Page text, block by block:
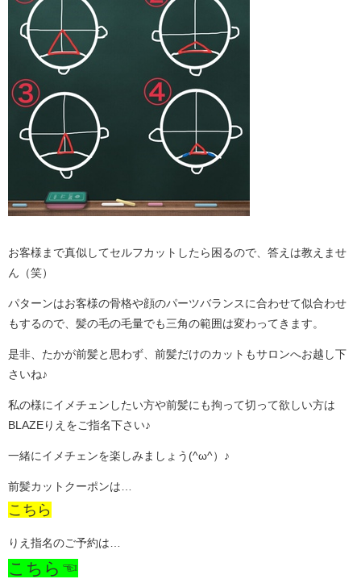
お客様まで真似してセルフカットしたら困るので、答えは教えませ
ん（笑）
パターンはお客様の骨格や顔のパーツバランスに合わせて似合わせ
もするので、髪の毛の毛量でも三角の範囲は変わってきます。
是非、たかが前髪と思わず、前髪だけのカットもサロンへお越し下
さいね♪
私の様にイメチェンしたい方や前髪にも拘って切って欲しい方は
BLAZEりえをご指名下さい♪
一緒にイメチェンを楽しみましょう(^ω^）♪
前髪カットクーポンは…
こちら
りえ指名のご予約は…
こちら☜